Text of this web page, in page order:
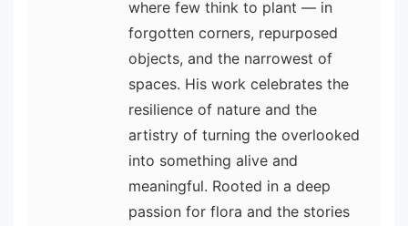
where few think to plant — in
forgotten corners, repurposed
objects, and the narrowest of
spaces. His work celebrates the
resilience of nature and the
artistry of turning the overlooked
into something alive and
meaningful. Rooted in a deep
passion for flora and the stories